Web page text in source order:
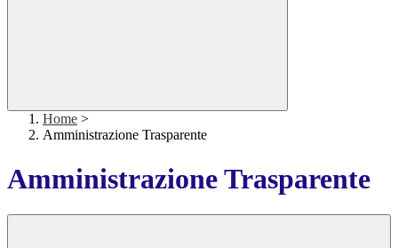
Home >
Amministrazione Trasparente
Amministrazione Trasparente